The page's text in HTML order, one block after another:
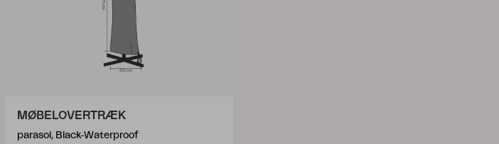
MØBELOVERTRÆK
parasol, Black-Waterproof